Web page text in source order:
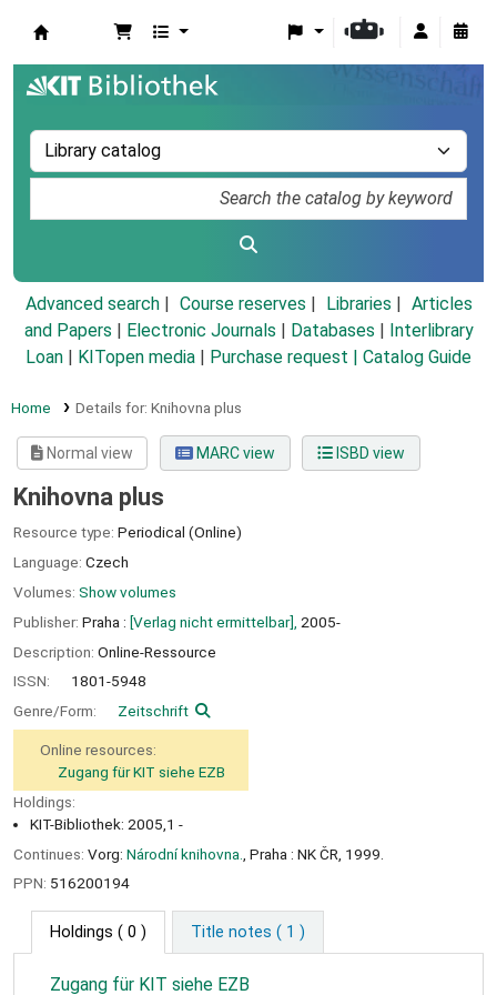
Advanced search Course reserves Libraries
Articles
and Papers
Electronic Journals Databases
Interlibrary
Loan
KITopen media Purchase request | Catalog Guide
Home Details for: Knihovna plus
Normal view MARC view ISBD view
Knihovna plus
Resource type: Periodical (Online)
Language: Czech
Volumes: Show volumes
Publisher: Praha : [Verlag nicht ermittelbar], 2005-
Description: Online-Ressource
ISSN:
1801-5948
Genre/Form:
Zeitschrift
Online resources:
Zugang für KIT siehe EZB
Holdings:
KIT-Bibliothek: 2005,1 -
Continues: Vorg: Národní knihovna.
, Praha : NK ČR, 1999.
PPN: 516200194
Holdings ( 0 ) Title notes ( 1 )
Zugang für KIT siehe EZB